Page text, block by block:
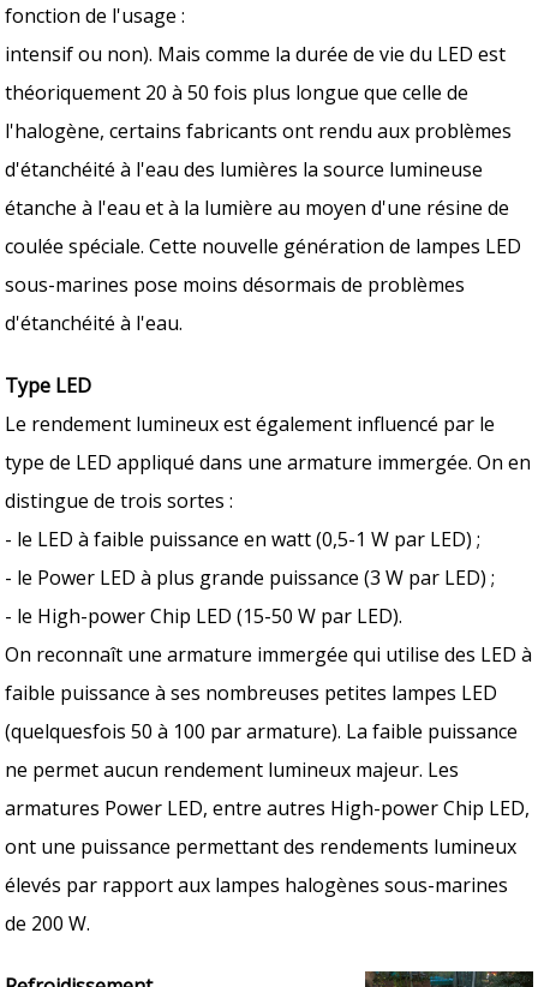
fonction de l'usage :
intensif ou non). Mais comme la durée de vie du LED est
théoriquement 20 à 50 fois plus longue que celle de
l'halogène, certains fabricants ont rendu aux problèmes
d'étanchéité à l'eau des lumières la source lumineuse
étanche à l'eau et à la lumière au moyen d'une résine de
coulée spéciale. Cette nouvelle génération de lampes LED
sous-marines pose moins désormais de problèmes
d'étanchéité à l'eau.
Type LED
Le rendement lumineux est également influencé par le
type de LED appliqué dans une armature immergée. On en
distingue de trois sortes :
- le LED à faible puissance en watt (0,5-1 W par LED) ;
- le Power LED à plus grande puissance (3 W par LED) ;
- le High-power Chip LED (15-50 W par LED).
On reconnaît une armature immergée qui utilise des LED à
faible puissance à ses nombreuses petites lampes LED
(quelquesfois 50 à 100 par armature). La faible puissance
ne permet aucun rendement lumineux majeur. Les
armatures Power LED, entre autres High-power Chip LED,
ont une puissance permettant des rendements lumineux
élevés par rapport aux lampes halogènes sous-marines
de 200 W.